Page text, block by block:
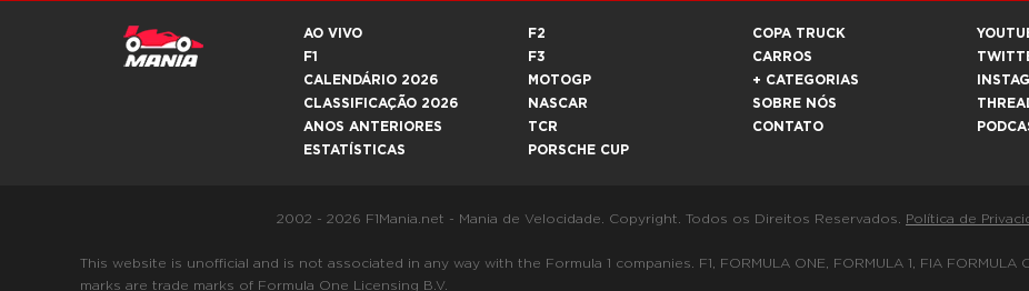
AO VIVO
F1
CALENDÁRIO 2026
CLASSIFICAÇÃO 2026
ANOS ANTERIORES
ESTATÍSTICAS
F2
F3
MOTOGP
NASCAR
TCR
PORSCHE CUP
COPA TRUCK
CARROS
+ CATEGORIAS
SOBRE NÓS
CONTATO
2002 - 2026 F1Mania.net - Mania de Velocidade. Copyright. Todos os Direitos Reservados. Política de
This website is unofficial and is not associated in any way with the Formula 1 companies. F1, FORMULA ONE, FORMULA 1, FIA FORMULA
marks are trade marks of Formula One Licensing B.V.